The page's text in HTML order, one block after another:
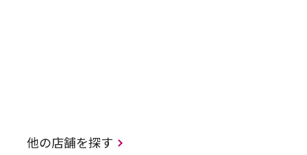
他の店舗を探す